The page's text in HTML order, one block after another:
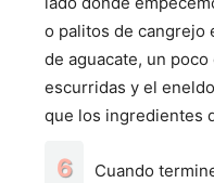
o palitos de cangrejo
de aguacate, un
escurridas y el
que los ingredientes
Cuando